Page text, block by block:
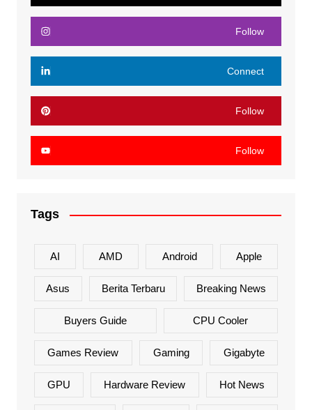
Follow
Connect
Follow
Follow
Tags
AI AMD Android Apple
Asus Berita Terbaru Breaking News
Buyers Guide CPU Cooler
Games Review Gaming Gigabyte
GPU Hardware Review Hot News